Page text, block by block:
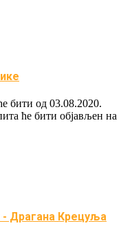
бити од 03.08.2020.
ће бити објављен на
- Драгана Крецуља